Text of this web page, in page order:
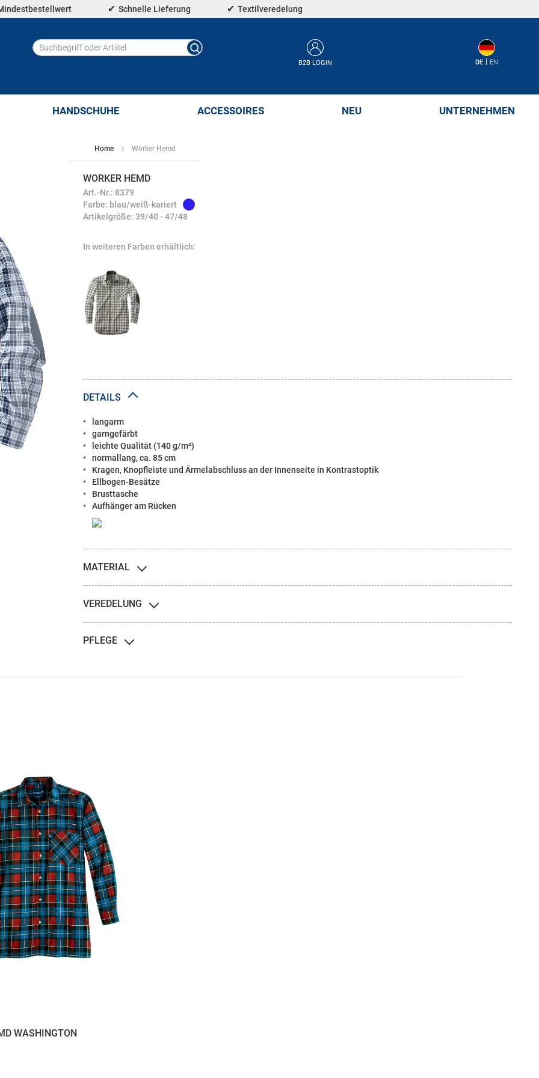
Schnelle Lieferung Textilveredelung
B2B LOGIN DE EN
HANDSCHUHE ACCESSOIRES NEU UNTERNEHMEN
Home Worker Hemd
WORKER HEMD
Art.-Nr.: 8379
Farbe: blau/weiß-kariert
Artikelgröße: 39/40 - 47/48
In weiteren Farben erhältlich:
DETAILS
langarm
garngefärbt
leichte Qualität (140 g/m²)
normallang, ca. 85 cm
Kragen, Knopfleiste und Ärmelabschluss an der Innenseite in Kontrastoptik
Ellbogen-Besätze
Brusttasche
Aufhänger am Rücken
MATERIAL
VEREDELUNG
PFLEGE
WASHINGTON